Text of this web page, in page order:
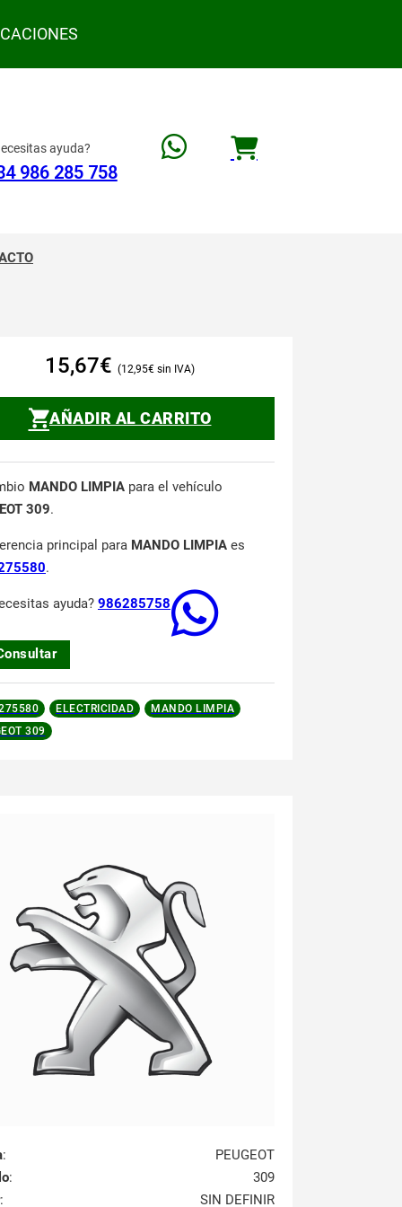
ayuda?
986 285 758
15,67€ 12,95€
AÑADIR AL CARRITO
MANDO LIMPIA para el vehículo
309.
principal para MANDO LIMPIA es
.
ayuda? 986285758
ELECTRICIDAD
MANDO LIMPIA
309
:
PEUGEOT
:
309
:
SIN DEFINIR